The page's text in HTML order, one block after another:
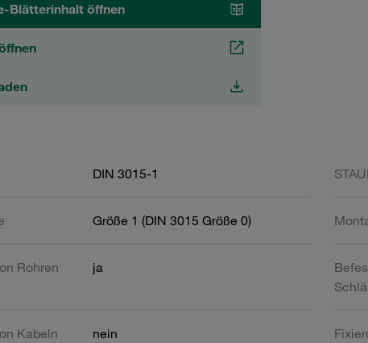
Blätterinhalt öffnen
DIN 3015-1
Größe 1 (DIN 3015 Größe 0)
Rohren ja
Kabeln nein